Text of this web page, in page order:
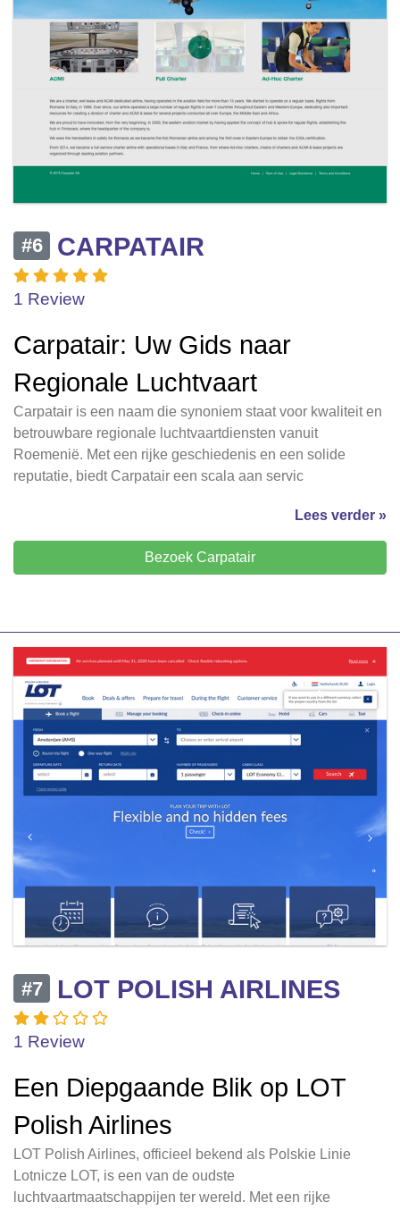
#6 CARPATAIR
1 Review
Carpatair: Uw Gids naar
Regionale Luchtvaart
Carpatair is een naam die synoniem staat voor kwaliteit en
betrouwbare regionale luchtvaartdiensten vanuit
Roemenië. Met een rijke geschiedenis en een solide
reputatie, biedt Carpatair een scala aan servic
Lees verder »
Bezoek Carpatair
#7 LOT POLISH AIRLINES
1 Review
Een Diepgaande Blik op LOT
Polish Airlines
LOT Polish Airlines, officieel bekend als Polskie Linie
Lotnicze LOT, is een van de oudste
luchtvaartmaatschappijen ter wereld. Met een rijke